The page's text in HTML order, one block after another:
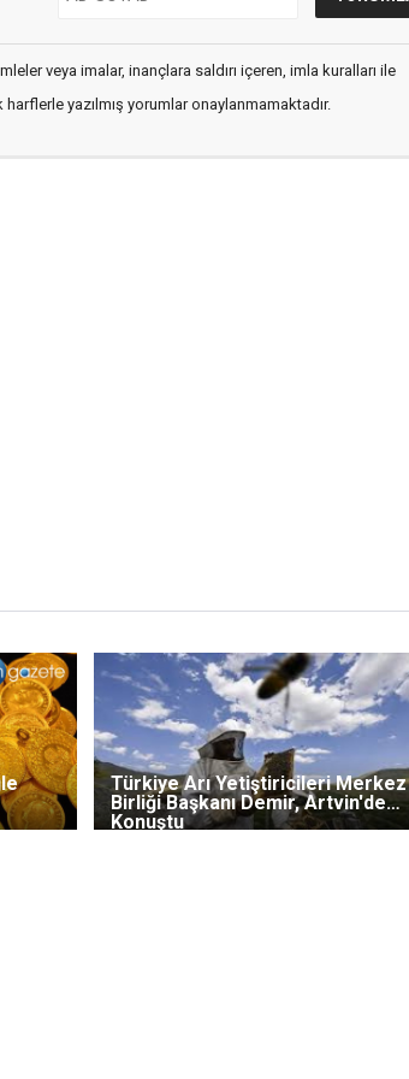
veya imalar, inançlara saldırı içeren, imla kuralları ile
yazılmış yorumlar onaylanmamaktadır.
Türkiye Arı Yetiştiricileri Merkez
Birliği Başkanı Demir, Artvin'de
Konuştu